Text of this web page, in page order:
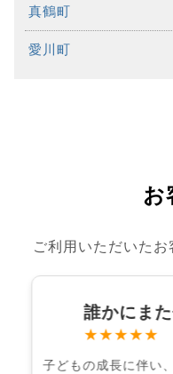
真鶴町
愛川町
お
ご利用いただいたお
誰かにま
★★★★★
子どもの成長に伴い